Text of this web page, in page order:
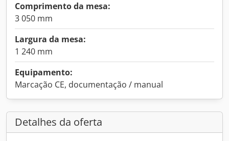
Comprimento da mesa:
3 050 mm
Largura da mesa:
1 240 mm
Equipamento:
Marcação CE, documentação / manual
Detalhes da oferta